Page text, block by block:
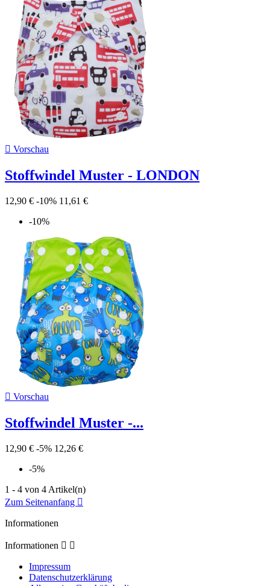
 Vorschau
Stoffwindel Muster - LONDON
12,90 € -10% 11,61 €
-10%
 Vorschau
Stoffwindel Muster -...
12,90 € -5% 12,26 €
-5%
1 - 4 von 4 Artikel(n)
Zum Seitenanfang 
Informationen
Informationen  
Impressum
Datenschutzerklärung